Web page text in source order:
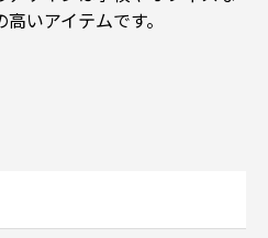
いアイテムです。